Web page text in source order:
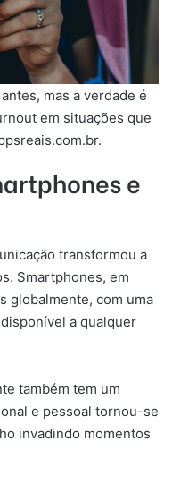
mas a verdade é
em situações que
e
transformou a
Smartphones, em
globalmente, com uma
a qualquer
também tem um
e pessoal tornou-se
invadindo momentos